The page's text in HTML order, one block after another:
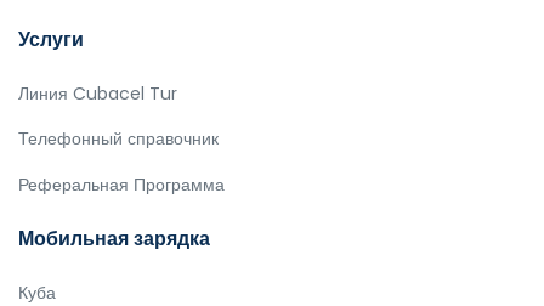
Услуги
Линия Cubacel Tur
Телефонный справочник
Реферальная Программа
Мобильная зарядка
Куба